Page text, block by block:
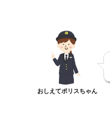
おしえてポリスちゃん